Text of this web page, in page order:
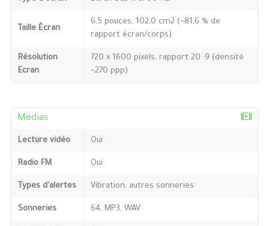
Taille Écran
6,5 pouces, 102,0 cm2 (~81,6 % de
rapport écran/corps)
Résolution
Ecran
720 x 1600 pixels, rapport 20 :9 (densité
~270 ppp)
Médias
Lecture vidéo Oui
Radio FM Oui
Types d'alertes Vibration, autres sonneries
Sonneries 64, MP3, WAV